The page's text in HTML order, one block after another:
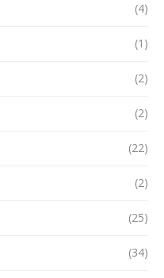
(4)
(1)
(2)
(2)
(22)
(2)
(25)
(34)